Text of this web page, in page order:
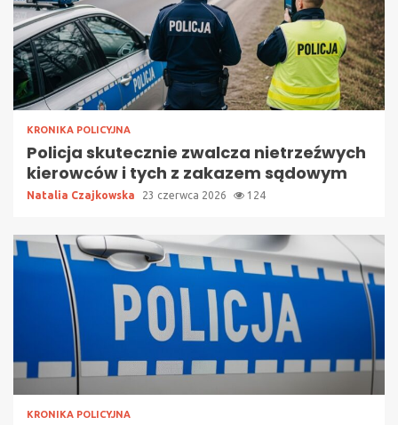
KRONIKA POLICYJNA
Policja skutecznie zwalcza nietrzeźwych
kierowców i tych z zakazem sądowym
Natalia Czajkowska 23 czerwca 2026 124
KRONIKA POLICYJNA